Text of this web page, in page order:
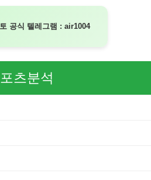
공식 텔레그램 : air1004
츠분석